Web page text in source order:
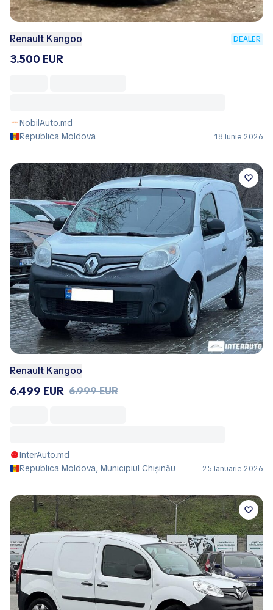
Renault Kangoo DEALER
3.500 EUR
NobilAuto.md
Republica Moldova
18 Iunie 2026
Renault Kangoo
6.499 EUR 6.999 EUR
InterAuto.md
Republica Moldova, Municipiul Chișinău
25 Ianuarie 2026